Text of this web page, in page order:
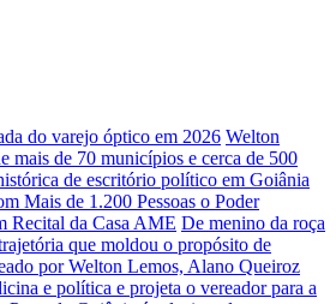
do varejo óptico em 2026 Welton
mais de 70 municípios e cerca de 500
de escritório político em Goiânia
Mais de 1.200 Pessoas o Poder
Recital da Casa AME De menino da roça
que moldou o propósito de
por Welton Lemos, Alano Queiroz
e política e projeta o vereador para a